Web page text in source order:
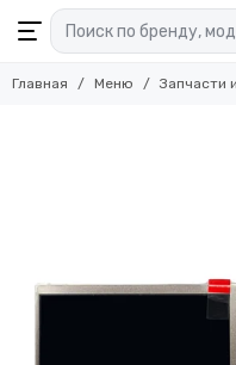
Главная Меню Запчасти